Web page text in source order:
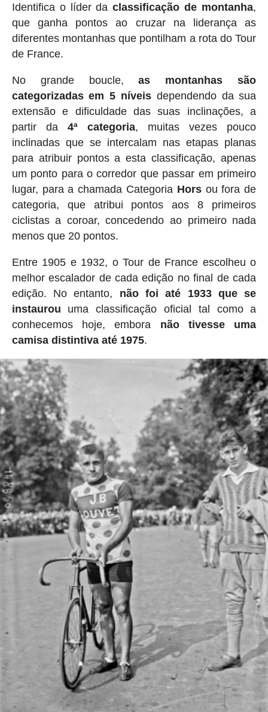
Identifica o líder daclassificação de montanha,
que ganha pontos ao cruzar na liderança as
diferentes montanhas que pontilham a rota do Tour
de France.
No grande boucle,as montanhas são
categorizadas em 5 níveisdependendo da sua
extensão e dificuldade das suas inclinações, a
partir da 4ª categoria, muitas vezes pouco
inclinadas que se intercalam nas etapas planas
para atribuir pontos a esta classificação, apenas
um ponto para o corredor que passar em primeiro
lugar, para a chamada Categoria Horsou fora de
categoria, que atribui pontos aos 8 primeiros
ciclistas a coroar, concedendo ao primeiro nada
menos que 20 pontos.
Entre 1905 e 1932, o Tour de France escolheu o
melhor escalador de cada edição no final de cada
edição. No entanto, não foi até 1933 que se
instaurou uma classificação oficial tal como a
conhecemos hoje, embora não tivesse uma
camisa distintiva até 1975.